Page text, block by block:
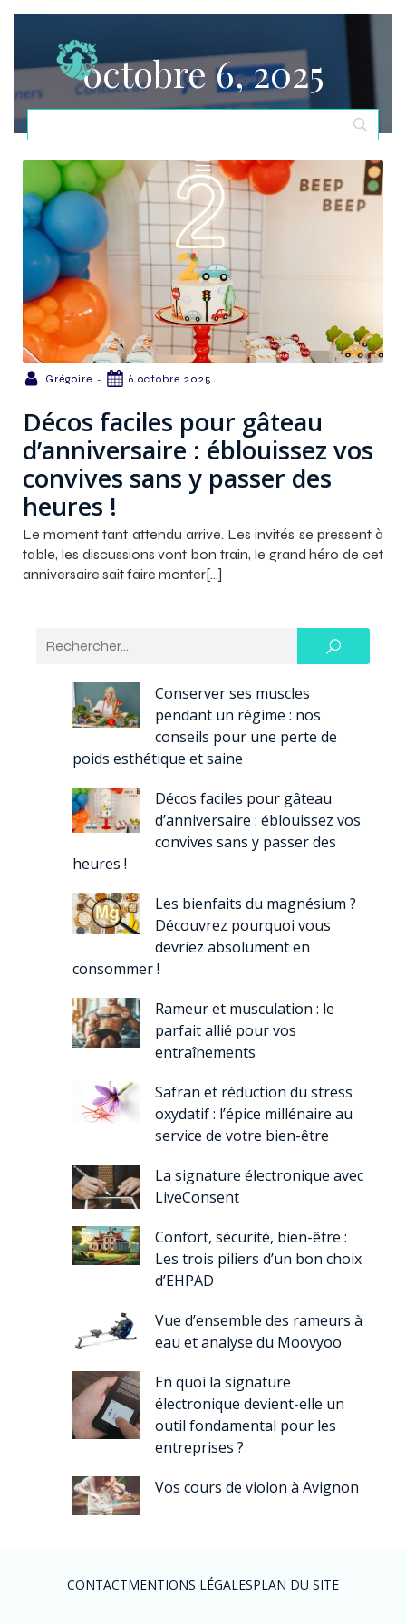
octobre 6, 2025
Conserver ses muscles
pendant un régime : nos
conseils pour une perte de
poids esthétique et saine
Décos faciles pour gâteau
d’anniversaire : éblouissez vos
convives sans y passer des
heures !
Les bienfaits du magnésium ?
Découvrez pourquoi vous
devriez absolument en
consommer !
Rameur et musculation : le
parfait allié pour vos
entraînements
Safran et réduction du stress
oxydatif : l’épice millénaire au
service de votre bien-être
La signature électronique avec
LiveConsent
Confort, sécurité, bien-être :
Les trois piliers d’un bon choix
d’EHPAD
Vue d’ensemble des rameurs à
eau et analyse du Moovyoo
En quoi la signature
électronique devient-elle un
outil fondamental pour les
entreprises ?
Vos cours de violon à Avignon
Grégoire - 6 octobre 2025
Décos faciles pour gâteau
d’anniversaire : éblouissez vos
convives sans y passer des
heures !
Le moment tant attendu arrive. Les invités se pressent à
table, les discussions vont bon train, le grand héro de cet
anniversaire sait faire monter[…]
CONTACTMENTIONS LÉGALESPLAN DU SITE